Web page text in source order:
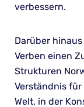
verbessern.
Darüber
Verben einen
Strukturen
Verständnis für
Welt, in der